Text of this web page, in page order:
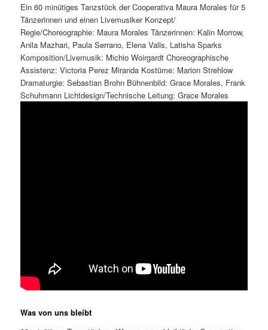
Ein 60 minütiges Tanzstück der Cooperativa Maura Morales für 5
Tänzerinnen und einen Livemusiker Konzept/
Regie/Choreographie: Maura Morales Tänzerinnen: Kalin Morrow,
Anila Mazhari, Paula Serrano, Elena Valls, Latisha Sparks
Komposition/Livemusik: Michio Woirgardt Choreographische
Assistenz: Victoria Perez Miranda Kostüme: Marion Strehlow
Dramaturgie: Sebastian Brohn Bühnenbild: Grace Morales, Frank
Schuhmann Lichtdesign/Technische Leitung: Grace Morales
Was von uns bleibt